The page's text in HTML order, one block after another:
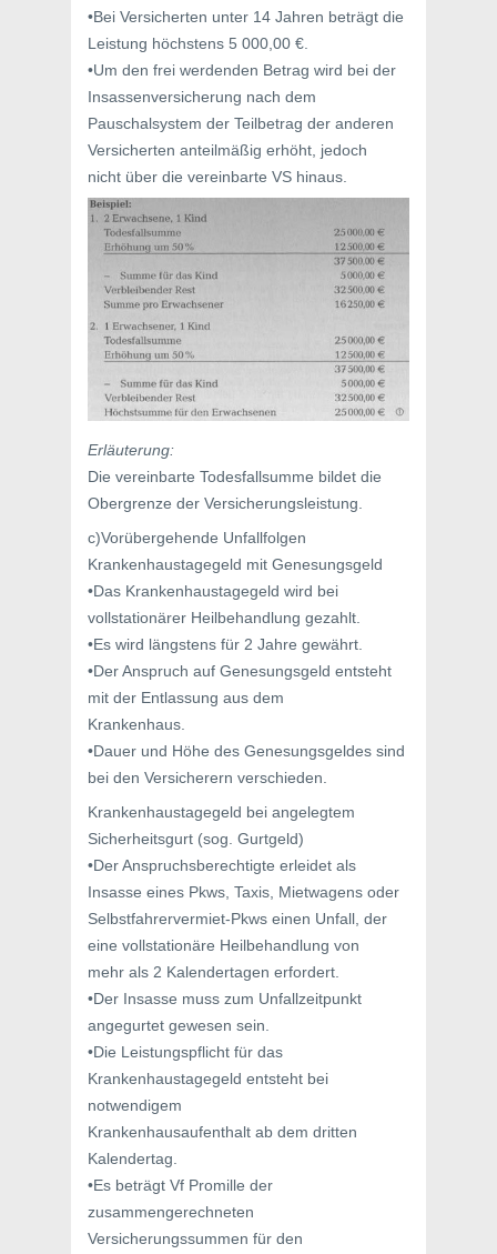
•Bei Versicherten unter 14 Jahren beträgt die
Leistung höchstens 5 000,00 €.
•Um den frei werdenden Betrag wird bei der
Insassenversicherung nach dem
Pauschalsystem der Teilbetrag der anderen
Versicherten anteilmäßig erhöht, jedoch
nicht über die vereinbarte VS hinaus.
Erläuterung:
Die vereinbarte Todesfallsumme bildet die
Obergrenze der Versicherungsleistung.
c)Vorübergehende Unfallfolgen
Krankenhaustagegeld mit Genesungsgeld
•Das Krankenhaustagegeld wird bei
vollstationärer Heilbehandlung gezahlt.
•Es wird längstens für 2 Jahre gewährt.
•Der Anspruch auf Genesungsgeld entsteht
mit der Entlassung aus dem
Krankenhaus.
•Dauer und Höhe des Genesungsgeldes sind
bei den Versicherern verschieden.
Krankenhaustagegeld bei angelegtem
Sicherheitsgurt (sog. Gurtgeld)
•Der Anspruchsberechtigte erleidet als
Insasse eines Pkws, Taxis, Mietwagens oder
Selbstfahrervermiet-Pkws einen Unfall, der
eine vollstationäre Heilbehandlung von
mehr als 2 Kalendertagen erfordert.
•Der Insasse muss zum Unfallzeitpunkt
angegurtet gewesen sein.
•Die Leistungspflicht für das
Krankenhaustagegeld entsteht bei
notwendigem
Krankenhausaufenthalt ab dem dritten
Kalendertag.
•Es beträgt Vf Promille der
zusammengerechneten
Versicherungssummen für den